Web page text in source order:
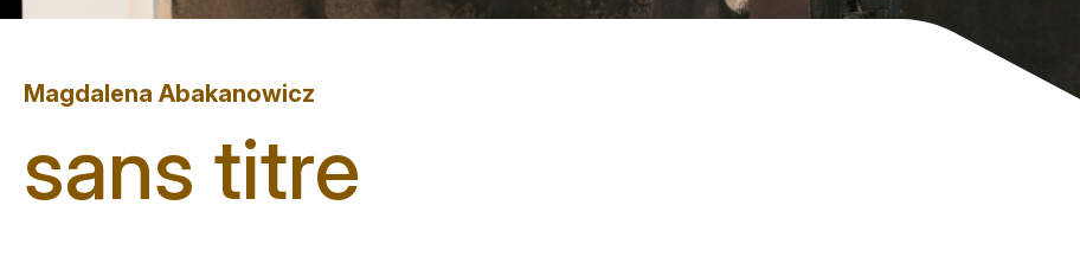
Magdalena Abakanowicz
sans titre